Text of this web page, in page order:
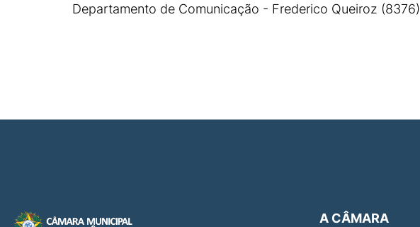
Departamento de Comunicação - Frederico Queiroz (8376)
A CÂMARA